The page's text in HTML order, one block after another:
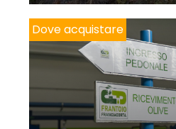
Dove acquistare